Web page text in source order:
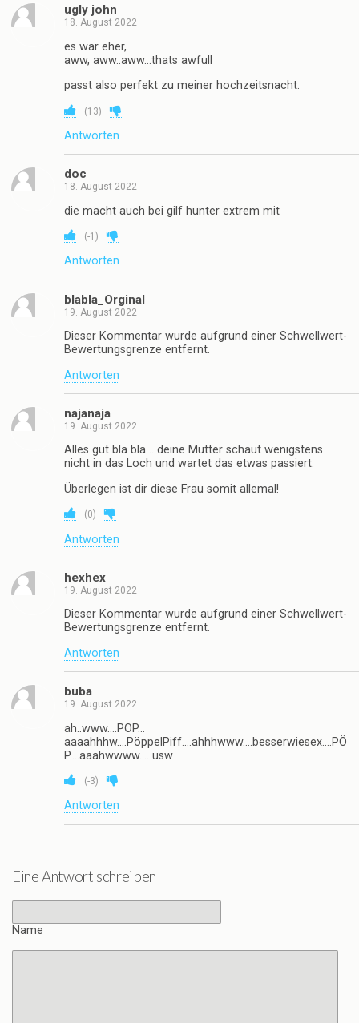
ugly john
18. August 2022
es war eher,
aww, aww..aww…thats awfull
passt also perfekt zu meiner hochzeitsnacht.
(13)
Antworten
doc
18. August 2022
die macht auch bei gilf hunter extrem mit
(-1 )
Antworten
blabla_Orginal
19. August 2022
Dieser Kommentar wurde aufgrund einer Schwellwert-
Bewertungsgrenze entfernt.
Antworten
najanaja
19. August 2022
Alles gut bla bla .. deine Mutter schaut wenigstens
nicht in das Loch und wartet das etwas passiert.
Überlegen ist dir diese Frau somit allemal!
(0)
Antworten
hexhex
19. August 2022
Dieser Kommentar wurde aufgrund einer Schwellwert-
Bewertungsgrenze entfernt.
Antworten
buba
19. August 2022
ah..www….POP…
aaaahhhw….PöppelPiff….ahhhwww….besserwiesex….PÖ
P….aaahwwww…. usw
(-3)
Antworten
Eine Antwort schreiben
Name